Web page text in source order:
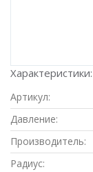
Характеристики:
Артикул:
Давление:
Производитель:
Радиус: